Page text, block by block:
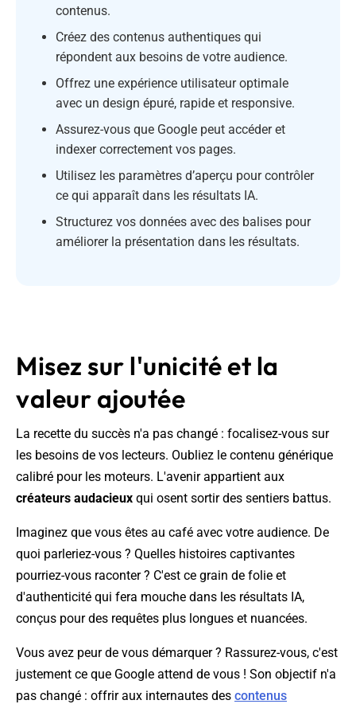
contenus.
Créez des contenus authentiques qui
répondent aux besoins de votre audience.
Offrez une expérience utilisateur optimale
avec un design épuré, rapide et responsive.
Assurez-vous que Google peut accéder et
indexer correctement vos pages.
Utilisez les paramètres d’aperçu pour contrôler
ce qui apparaît dans les résultats IA.
Structurez vos données avec des balises pour
améliorer la présentation dans les résultats.
Misez sur l'unicité et la
valeur ajoutée
La recette du succès n'a pas changé : focalisez-vous sur
les besoins de vos lecteurs. Oubliez le contenu générique
calibré pour les moteurs. L'avenir appartient aux
créateurs audacieux qui osent sortir des sentiers battus.
Imaginez que vous êtes au café avec votre audience. De
quoi parleriez-vous ? Quelles histoires captivantes
pourriez-vous raconter ? C'est ce grain de folie et
d'authenticité qui fera mouche dans les résultats IA,
conçus pour des requêtes plus longues et nuancées.
Vous avez peur de vous démarquer ? Rassurez-vous, c'est
justement ce que Google attend de vous ! Son objectif n'a
pas changé : offrir aux internautes des contenus